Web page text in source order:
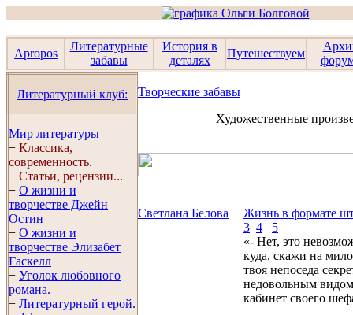
Apropos
Литературные
забавы
История в
деталях
Путешествуем
Литературный клуб:
Мир литературы
− Классика,
современность.
− Статьи, рецензии...
− О жизни и
творчестве Джейн
Остин
− О жизни и
творчестве Элизабет
Гaскелл
− Уголок любовного
романа.
− Литературный герой.
Творческие забавы
Художественные
Светлана Белова
Жизнь в формате
3 4
5
«- Нет, это
куда, скажи на
твоя непоседа
недовольным
кабинет своего